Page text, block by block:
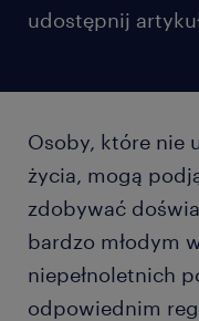
udostępnij
Osoby, które nie
życia, mogą
zdobywać
bardzo młodym
niepełnoletnich
odpowiednim